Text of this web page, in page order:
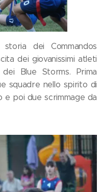
dei Commandos
dei giovanissimi atleti
Blue Storms. Prima
squadre nello spirito di
e poi due scrimmage da